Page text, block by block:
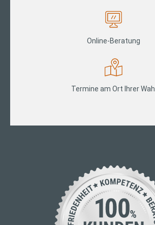
Online-Beratung
Termine am Ort Ihrer Wahl